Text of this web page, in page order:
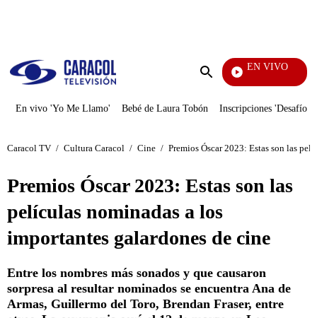
Enviar
EN VIVO
En vivo 'Yo Me Llamo' Bebé de Laura Tobón Inscripciones 'Desafío'
Caracol TV / Cultura Caracol / Cine / Premios Óscar 2023: Estas son las
Premios Óscar 2023: Estas son las
películas nominadas a los
importantes galardones de cine
Entre los nombres más sonados y que causaron
sorpresa al resultar nominados se encuentra Ana de
Armas, Guillermo del Toro, Brendan Fraser, entre